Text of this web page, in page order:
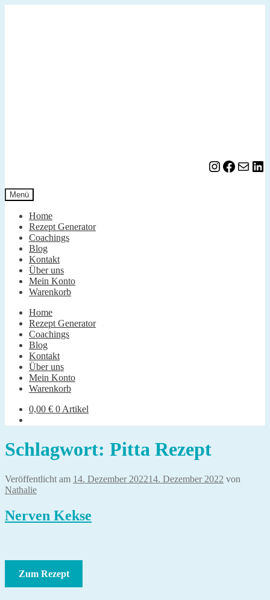
Instagram Facebook E-Mail LinkedIn
Menü
Home
Rezept Generator
Coachings
Blog
Kontakt
Über uns
Mein Konto
Warenkorb
Home
Rezept Generator
Coachings
Blog
Kontakt
Über uns
Mein Konto
Warenkorb
0,00 € 0 Artikel
Schlagwort: Pitta Rezept
Veröffentlicht am 14. Dezember 202214. Dezember 2022 von
Nathalie
Nerven Kekse
Zum Rezept